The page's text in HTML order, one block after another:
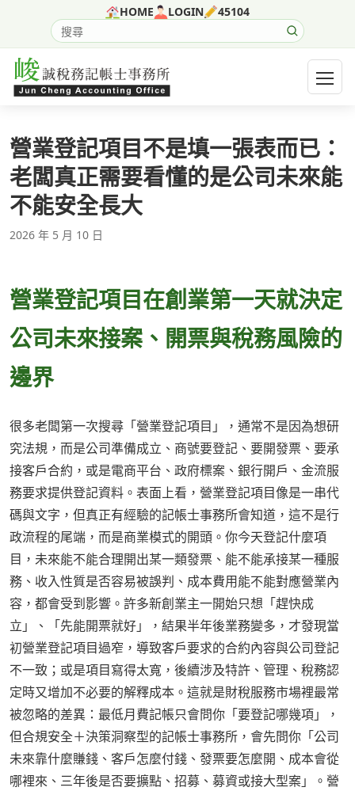
HOME LOGIN 45104
搜尋網站內容
開啟
營業登記項目不是填一張表而已：
老闆真正需要看懂的是公司未來能
不能安全長大
2026 年 5 月 10 日
營業登記項目在創業第一天就決定
公司未來接案、開票與稅務風險的
邊界
很多老闆第一次搜尋「營業登記項目」，通常不是因為想研
究法規，而是公司準備成立、商號要登記、要開發票、要承
接客戶合約，或是電商平台、政府標案、銀行開戶、金流服
務要求提供登記資料。表面上看，營業登記項目像是一串代
碼與文字，但真正有經驗的記帳士事務所會知道，這不是行
政流程的尾端，而是商業模式的開頭。你今天登記什麼項
目，未來能不能合理開出某一類發票、能不能承接某一種服
務、收入性質是否容易被誤判、成本費用能不能對應營業內
容，都會受到影響。許多新創業主一開始只想「趕快成
立」、「先能開票就好」，結果半年後業務變多，才發現當
初營業登記項目過窄，導致客戶要求的合約內容與公司登記
不一致；或是項目寫得太寬，後續涉及特許、管理、稅務認
定時又增加不必要的解釋成本。這就是財稅服務市場裡最常
被忽略的差異：最低月費記帳只會問你「要登記哪幾項」，
但合規安全＋決策洞察型的記帳士事務所，會先問你「公司
未來靠什麼賺錢、客戶怎麼付錢、發票要怎麼開、成本會從
哪裡來、三年後是否要擴點、招募、募資或接大型案」。營